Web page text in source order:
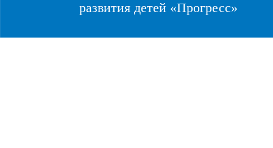
развития детей «Прогресс»